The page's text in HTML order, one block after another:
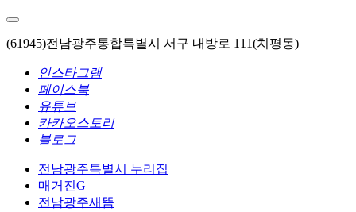
(61945)전남광주통합특별시 서구 내방로 111(치평동)
인스타그램
페이스북
유튜브
카카오스토리
블로그
전남광주특별시 누리집
매거진G
전남광주새뜸